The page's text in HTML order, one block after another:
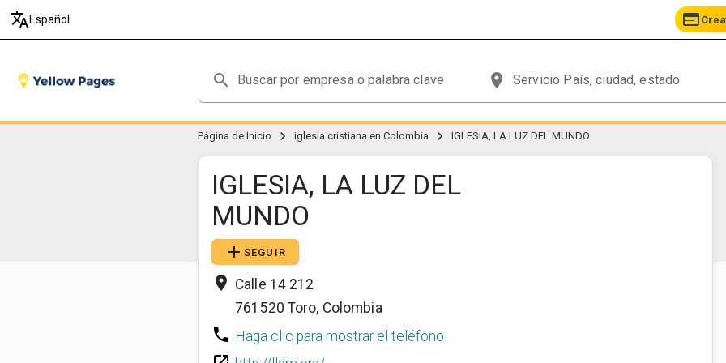
translate Español web
search place
Página de Inicio chevron_right iglesia cristiana en Colombia chevron_right IGLESIA, LA LUZ DEL MUNDO
IGLESIA, LA LUZ DEL
MUNDO
add SEGUIR
place Calle 14 212
761520 Toro, Colombia
phone Haga clic para mostrar el teléfono